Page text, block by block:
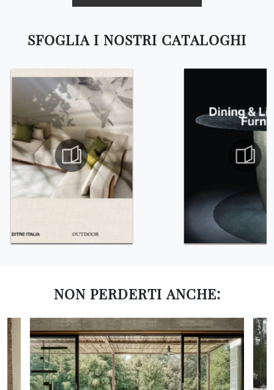
SFOGLIA I NOSTRI CATALOGHI
NON PERDERTI ANCHE: